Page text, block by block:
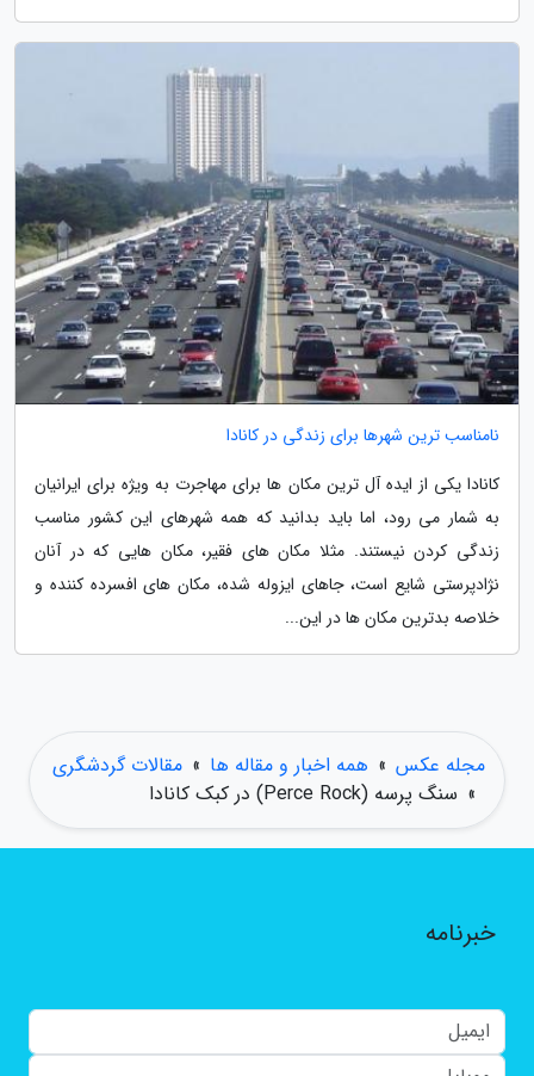
نامناسب ترین شهرها برای زندگی در کانادا
کانادا یکی از ایده آل ترین مکان ها برای مهاجرت به ویژه برای ایرانیان
به شمار می رود، اما باید بدانید که همه شهرهای این کشور مناسب
زندگی کردن نیستند. مثلا مکان های فقیر، مکان هایی که در آنان
نژادپرستی شایع است، جاهای ایزوله شده، مکان های افسرده کننده و
خلاصه بدترین مکان ها در این...
مجله عکس » همه اخبار و مقاله ها » مقالات گردشگری
» سنگ پرسه (Perce Rock) در کبک کانادا
خبرنامه